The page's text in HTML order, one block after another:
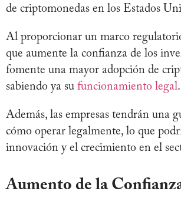
de criptomonedas en los Estados
Al proporcionar un marco
que aumente la confianza de los
fomente una mayor adopción de
sabiendo ya su funcionamiento legal.
Además, las empresas tendrán una
cómo operar legalmente, lo que
innovación y el crecimiento en el
Aumento de la